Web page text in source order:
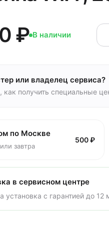
₽ В наличии
или владелец сервиса?
как получить специальные
по Москве
завтра
500 ₽
в сервисном центре
установка с гарантией до 12